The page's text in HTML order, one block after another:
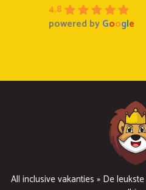
4.8
powered byGoogle
All inclusive vakanties » De